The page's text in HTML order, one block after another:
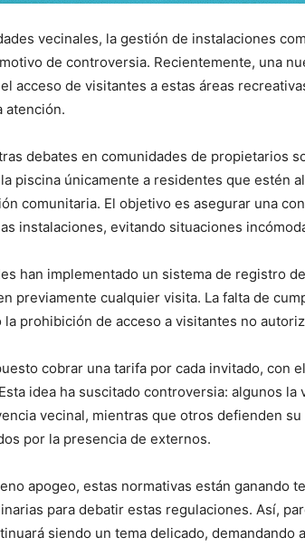
vecinales, la gestión de instalaciones
de controversia. Recientemente, una
acceso de visitantes a estas áreas
atención.
debates en comunidades de propietarios
piscina únicamente a residentes que estén
comunitaria. El objetivo es asegurar una
instalaciones, evitando situaciones
han implementado un sistema de registro
previamente cualquier visita. La falta de
prohibición de acceso a visitantes no
cobrar una tarifa por cada invitado, con
idea ha suscitado controversia: algunos la
vecinal, mientras que otros defienden
por la presencia de externos.
apogeo, estas normativas están ganando
para debatir estas regulaciones. Así,
siendo un tema delicado, demandando